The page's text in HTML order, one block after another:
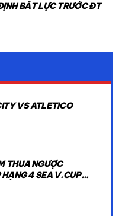
BẤT LỰC TRƯỚC ĐT
VS ATLETICO
THUA NGƯỢC
4 SEA V.CUP